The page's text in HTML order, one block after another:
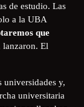
de estudio. Las
a la UBA
que
lanzaron. El
universidades y,
universitaria